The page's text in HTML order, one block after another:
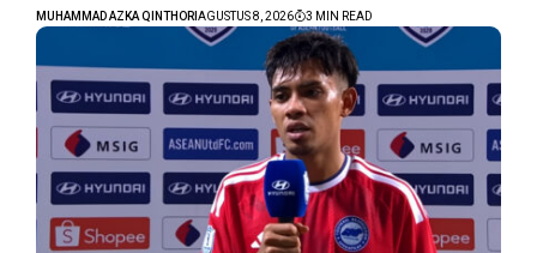
MUHAMMAD AZKA QINTHORI AGUSTUS 8, 2026 3 MIN READ